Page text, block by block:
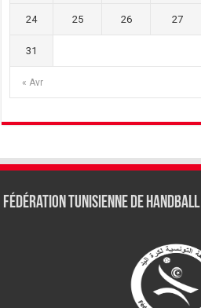
« Avr
24 25 26 27
31
Fédération tunisienne de Handball